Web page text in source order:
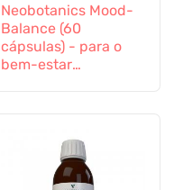
Neobotanics Mood-
Balance (60
cápsulas) - para o
bem-estar